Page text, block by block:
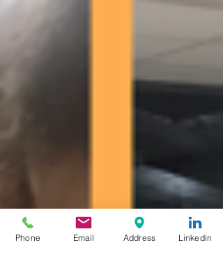
Phone Email Address Linkedin